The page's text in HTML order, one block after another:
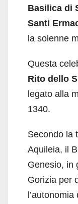
Basilica di
Santi
la solenne
Questa
Rito dello
legato alla
1340.
Secondo la
Aquileia, il
Genesio, in
Gorizia per